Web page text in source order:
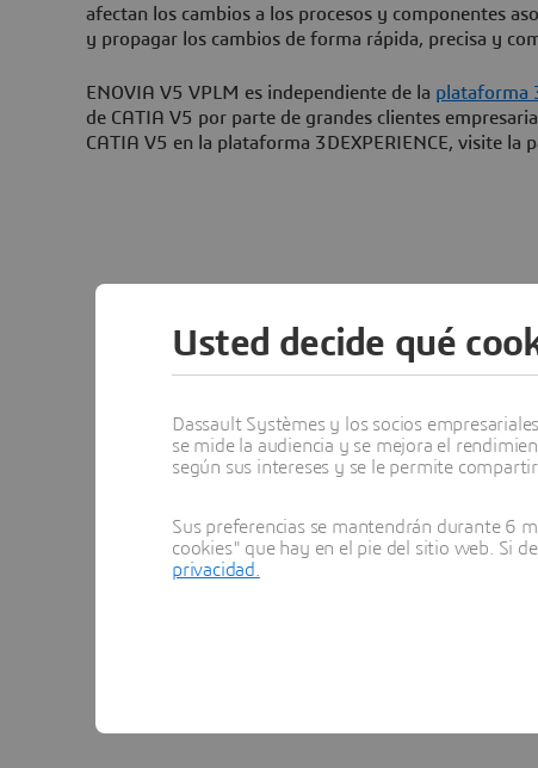
afectan los cambios a los procesos y componentes
y propagar los cambios de forma rápida, precisa y
ENOVIA V5 VPLM es independiente de la plataforma
de CATIA V5 por parte de grandes clientes
CATIA V5 en la plataforma 3DEXPERIENCE, visite la
de datos centralizado y, en el
Usted decide qué
Dassault Systèmes y los socios
se mide la audiencia y se mejora el
según sus intereses y se le permite
Sus preferencias se mantendrán durante 6
cookies" que hay en el pie del sitio web. Si
privacidad.